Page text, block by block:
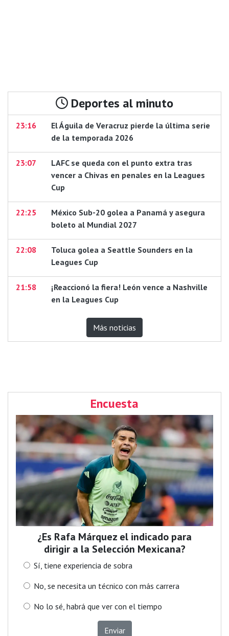
Deportes al minuto
23:16
El Águila de Veracruz pierde la última serie
de la temporada 2026
23:07
LAFC se queda con el punto extra tras
vencer a Chivas en penales en la Leagues
Cup
22:25
México Sub-20 golea a Panamá y asegura
boleto al Mundial 2027
22:08
Toluca golea a Seattle Sounders en la
Leagues Cup
21:58
¡Reaccionó la fiera! León vence a Nashville
en la Leagues Cup
Más noticias
Encuesta
¿Es Rafa Márquez el indicado para
dirigir a la Selección Mexicana?
Sí, tiene experiencia de sobra
No, se necesita un técnico con más carrera
No lo sé, habrá que ver con el tiempo
Enviar